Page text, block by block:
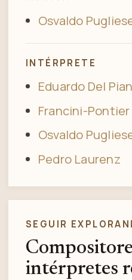
Osvaldo
INTÉRPRETE
Eduardo Del
Francini-Pontier
Osvaldo
Pedro Laurenz
SEGUIR
intérpretes